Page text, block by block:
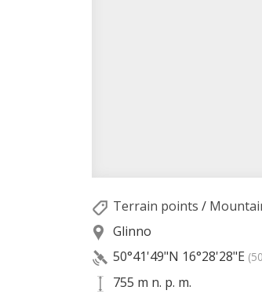
Terrain points /
Glinno
50°41'49"N 16°28'28"E
755 m n. p. m.